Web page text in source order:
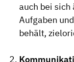
auch bei sich
Aufgaben
behält,